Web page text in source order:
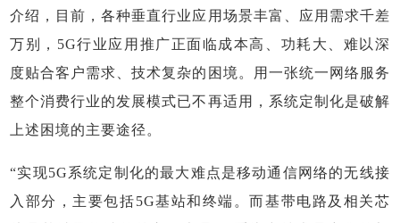
介绍，目前，各种垂直行业应用场景丰富、应用需求千差
万别，5G行业应用推广正面临成本高、功耗大、难以深
度贴合客户需求、技术复杂的困境。用一张统一网络服务
整个消费行业的发展模式已不再适用，系统定制化是破解
上述困境的主要途径。
“实现5G系统定制化的最大难点是移动通信网络的无线接
入部分，主要包括5G基站和终端。而基带电路及相关芯